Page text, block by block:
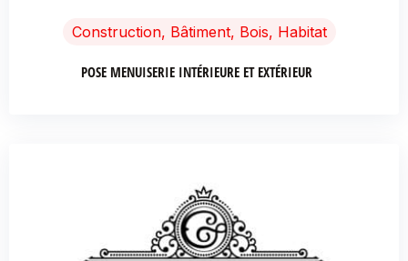
Construction, Bâtiment, Bois, Habitat
POSE MENUISERIE INTÉRIEURE ET EXTÉRIEUR